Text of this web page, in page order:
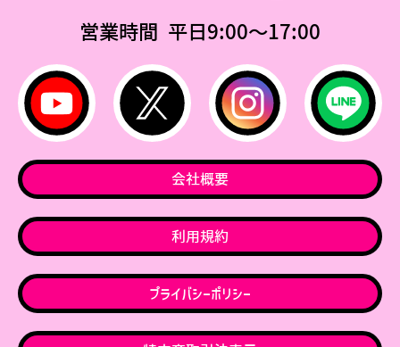
営業時間 平日9:00〜17:00
会社概要
利用規約
プライバシーポリシー